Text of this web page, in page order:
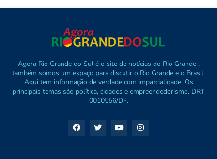
Agora Rio Grande do Sul é o site de notícias do Rio Grande ,
também somos um espaço para discutir o Rio Grande e o Brasil.
Aqui tem informação de verdade com imparcialidade. Os
principais temas são política, cidades e empreendedorismo. DRT
0010556/DF.